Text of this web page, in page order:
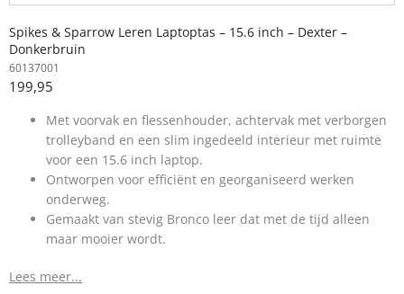
Spikes & Sparrow Leren Laptoptas – 15.6 inch – Dexter –
Donkerbruin
60137001
199,95
Met voorvak en flessenhouder, achtervak met verborgen
trolleyband en een slim ingedeeld interieur met ruimte
voor een 15.6 inch laptop.
Ontworpen voor efficiënt en georganiseerd werken
onderweg.
Gemaakt van stevig Bronco leer dat met de tijd alleen
maar mooier wordt.
Lees meer...